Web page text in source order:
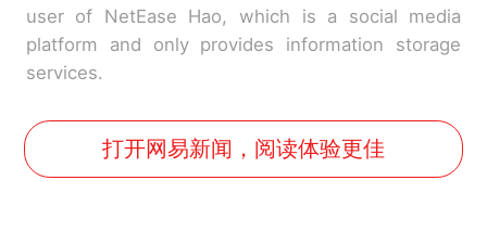
user of NetEase Hao, which is a social media
platform and only provides information storage
services.
打开网易新闻，阅读体验更佳